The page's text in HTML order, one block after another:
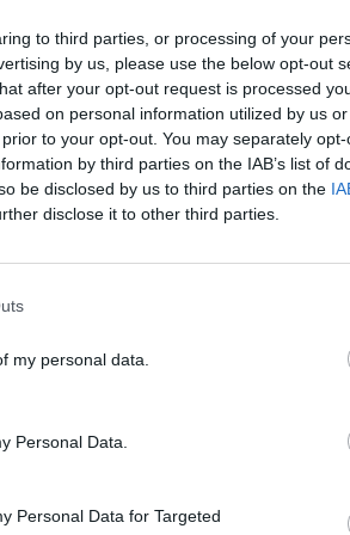
to third parties, or processing of your
by us, please use the below opt-out
after your opt-out request is processed
on personal information utilized by us
to your opt-out. You may separately
by third parties on the IAB’s list of
be disclosed by us to third parties on the
disclose it to other third parties.
my personal data.
Personal Data.
Personal Data for Targeted
įrodymų apie jos vyro
Žinios | Pasaulis
dėl
Prasidėjo „Zapad-2025“: štai
žinoma apie karines pratybas
D. Trumpas vengia griežtesnio